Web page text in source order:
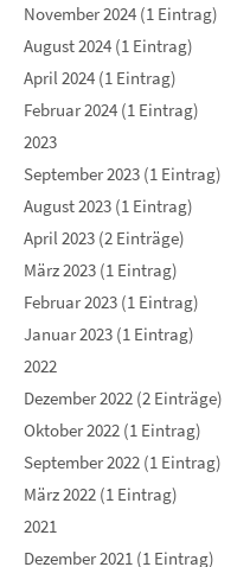
November 2024 (1 Eintrag)
August 2024 (1 Eintrag)
April 2024 (1 Eintrag)
Februar 2024 (1 Eintrag)
2023
September 2023 (1 Eintrag)
August 2023 (1 Eintrag)
April 2023 (2 Einträge)
März 2023 (1 Eintrag)
Februar 2023 (1 Eintrag)
Januar 2023 (1 Eintrag)
2022
Dezember 2022 (2 Einträge)
Oktober 2022 (1 Eintrag)
September 2022 (1 Eintrag)
März 2022 (1 Eintrag)
2021
Dezember 2021 (1 Eintrag)